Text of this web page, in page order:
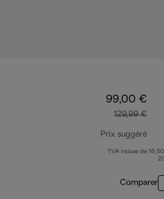
99,00 €
129,99 €
Prix suggéré
prix
TVA incluse de
Comparer